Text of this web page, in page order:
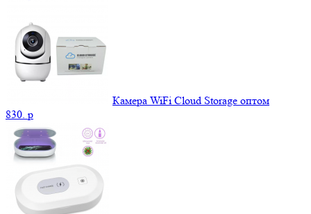
Камера WiFi Cloud Storage оптом
830. p